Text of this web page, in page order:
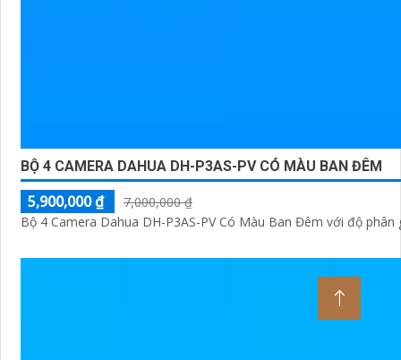
BỘ 4 CAMERA DAHUA DH-P3AS-PV CÓ MÀU BAN ĐÊM
5,900,000 ₫
7,000,000 ₫
Bộ 4 Camera Dahua DH-P3AS-PV Có Màu Ban Đêm với độ